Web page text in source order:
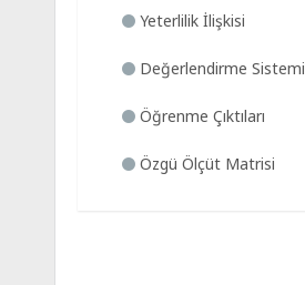
Yeterlilik İlişkisi
Değerlendirme Sistemi
Öğrenme Çıktıları
Özgü Ölçüt Matrisi